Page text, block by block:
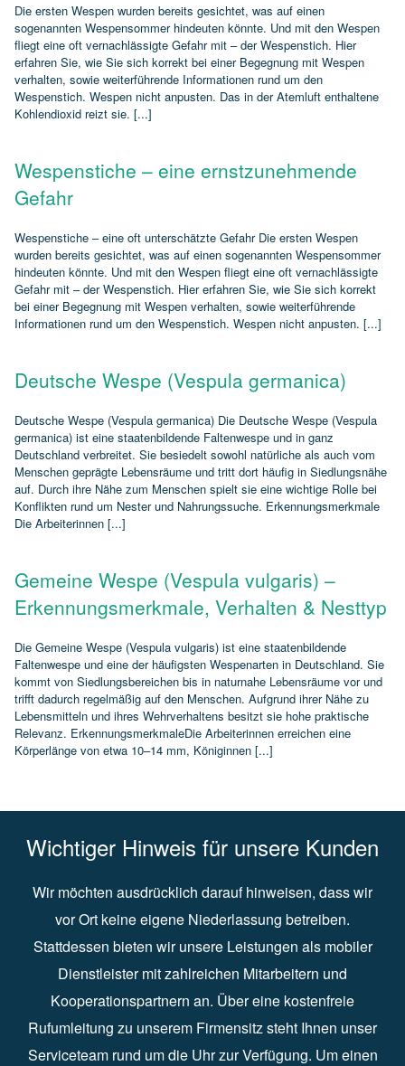
Die ersten Wespen wurden bereits gesichtet, was auf einen
sogenannten Wespensommer hindeuten könnte. Und mit den Wespen
fliegt eine oft vernachlässigte Gefahr mit – der Wespenstich. Hier
erfahren Sie, wie Sie sich korrekt bei einer Begegnung mit Wespen
verhalten, sowie weiterführende Informationen rund um den
Wespenstich. Wespen nicht anpusten. Das in der Atemluft enthaltene
Kohlendioxid reizt sie. [...]
Wespenstiche – eine ernstzunehmende
Gefahr
Wespenstiche – eine oft unterschätzte Gefahr Die ersten Wespen
wurden bereits gesichtet, was auf einen sogenannten Wespensommer
hindeuten könnte. Und mit den Wespen fliegt eine oft vernachlässigte
Gefahr mit – der Wespenstich. Hier erfahren Sie, wie Sie sich korrekt
bei einer Begegnung mit Wespen verhalten, sowie weiterführende
Informationen rund um den Wespenstich. Wespen nicht anpusten. [...]
Deutsche Wespe (Vespula germanica)
Deutsche Wespe (Vespula germanica) Die Deutsche Wespe (Vespula
germanica) ist eine staatenbildende Faltenwespe und in ganz
Deutschland verbreitet. Sie besiedelt sowohl natürliche als auch vom
Menschen geprägte Lebensräume und tritt dort häufig in Siedlungsnähe
auf. Durch ihre Nähe zum Menschen spielt sie eine wichtige Rolle bei
Konflikten rund um Nester und Nahrungssuche. Erkennungsmerkmale
Die Arbeiterinnen [...]
Gemeine Wespe (Vespula vulgaris) –
Erkennungsmerkmale, Verhalten & Nesttyp
Die Gemeine Wespe (Vespula vulgaris) ist eine staatenbildende
Faltenwespe und eine der häufigsten Wespenarten in Deutschland. Sie
kommt von Siedlungsbereichen bis in naturnahe Lebensräume vor und
trifft dadurch regelmäßig auf den Menschen. Aufgrund ihrer Nähe zu
Lebensmitteln und ihres Wehrverhaltens besitzt sie hohe praktische
Relevanz. ErkennungsmerkmaleDie Arbeiterinnen erreichen eine
Körperlänge von etwa 10–14 mm, Königinnen [...]
Wichtiger Hinweis für unsere Kunden
Wir möchten ausdrücklich darauf hinweisen, dass wir
vor Ort keine eigene Niederlassung betreiben.
Stattdessen bieten wir unsere Leistungen als mobiler
Dienstleister mit zahlreichen Mitarbeitern und
Kooperationspartnern an. Über eine kostenfreie
Rufumleitung zu unserem Firmensitz steht Ihnen unser
Serviceteam rund um die Uhr zur Verfügung. Um einen